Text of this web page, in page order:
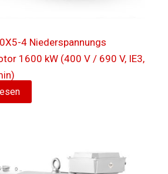
4 Niederspannungs
1600 kW (400 V / 690 V, IE3,